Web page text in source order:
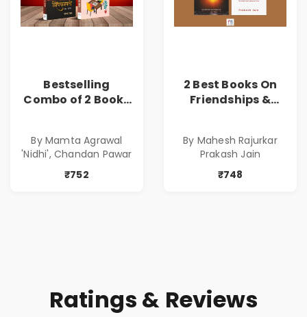
Bestselling
Combo of 2 Books
( सर्वोत्कृष्ट कादंबरी
आणि प्रभावशाली
कथांचा संच )
By Mamta Agrawal
'Nidhi', Chandan Pawar
₹752
2 Best Books On
Friendships &
of Power, Love &
Greed | Simplest
Way to Grow Your
By Mahesh Rajurkar
Prakash Jain
₹748
Ratings & Reviews